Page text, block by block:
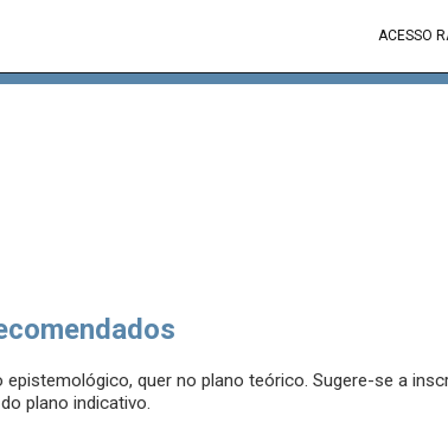
ACESSO
quer no plano teórico. Sugere-se a
plano indicativo.